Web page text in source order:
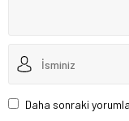
Daha sonraki